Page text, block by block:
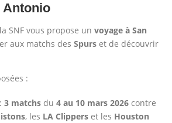
Antonio
SNF vous propose un voyage à San
aux matchs des Spurs et de découvrir
:
: 3 matchs du 4 au 10 mars 2026 contre
, les LA Clippers et les Houston